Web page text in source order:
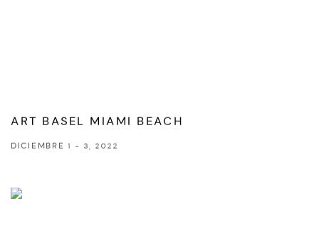
ART BASEL MIAMI BEACH
DICIEMBRE 1 - 3, 2022